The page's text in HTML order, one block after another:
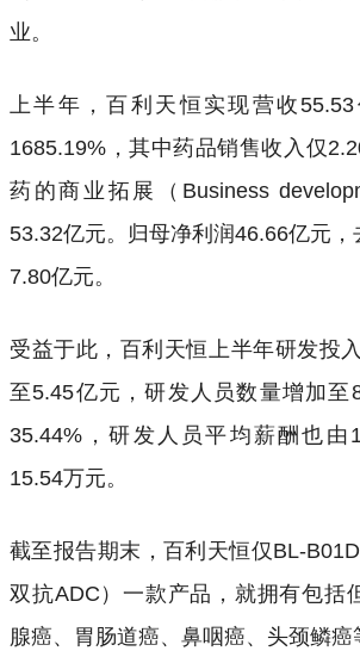
业。
上半年，百利天恒实现营收
1685.19%，其中药品销售收入仅
药的商业拓展（Business
53.32亿元。归母净利润46.66亿元，
7.80亿元。
受益于此，百利天恒上半年研发投
至5.45亿元，研发人员数量增加至
35.44%，研发人员平均薪酬也由
15.54万元。
截至报告期末，百利天恒仅BL-
双抗ADC）一款产品，就拥有包括
腺癌、胃肠道癌、鼻咽癌、头颈鳞